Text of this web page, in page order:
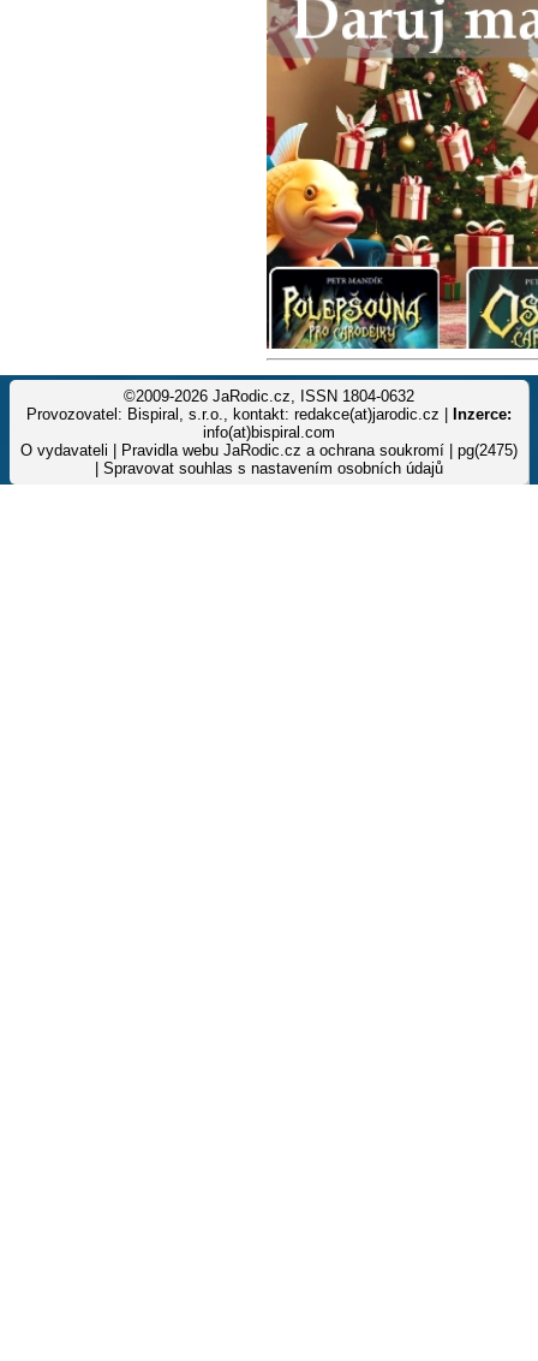
©2009-2026 JaRodic.cz, ISSN 1804-0632
Provozovatel: Bispiral, s.r.o., kontakt: redakce(at)jarodic.cz |
Inzerce:
info(at)bispiral.com
O vydavateli
Pravidla webu JaRodic.cz a ochrana soukromí | pg(2475)
Spravovat souhlas s nastavením osobních údajů